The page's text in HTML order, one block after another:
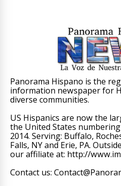
Panorama Hispano is the
information newspaper for
diverse communities.
US Hispanics are now the
the United States
2014. Serving: Buffalo,
Falls, NY and Erie, PA.
our affiliate at: http://
Contact us: